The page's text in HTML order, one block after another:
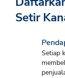
Setir
Setiap